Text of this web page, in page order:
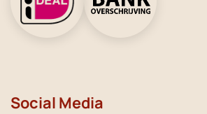
Social Media